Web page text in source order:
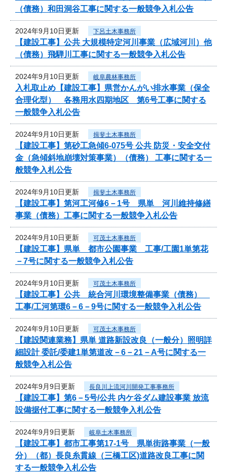
（債務）和田洞谷工事に関する一般競争入札公告
2024年9月10日更新 下呂土木事務所
【建設工事】公共 大規模特定河川事業（広域河川）他
（債務）飛騨川工事に関する一般競争入札公告
2024年9月10日更新 岐阜農林事務所
入札取止め【建設工事】県営かんがい排水事業（保全
合理化型） 各務用水四期地区 第6号工事に関する
一般競争入札公告
2024年9月10日更新 揖斐土木事務所
【建設工事】第砂工急傾6-075号 公共 防災・安全交付
金（急傾斜地崩壊対策事業）（債務） 工事に関する一
般競争入札公告
2024年9月10日更新 揖斐土木事務所
【建設工事】第河工河修6－1号 県単 河川維持修繕
事業（債務）工事に関する一般競争入札公告
2024年9月10日更新 可茂土木事務所
【建設工事】県単 都市公園事業 工事/工園1単第花
－7号に関する一般競争入札公告
2024年9月10日更新 可茂土木事務所
【建設工事】公共 統合河川環境整備事業（債務）
工事/工河第環6－6－9号に関する一般競争入札公告
2024年9月10日更新 可茂土木事務所
【建設関連業務】県単 道路新設改良（一般分）照明詳
細設計 委託/委建1単第道改－6－21－A号に関する一
般競争入札公告
2024年9月9日更新 長良川上流河川開発工事事務所
【建設工事】第6－5号/公共 内ケ谷ダム建設事業 放流
設備据付工事に関する一般競争入札公告
2024年9月9日更新 岐阜土木事務所
【建設工事】都市工事第17-1号 県単街路事業（一般
分）（都）長良糸貫線（三橋工区)道路改良工事に関
する一般競争入札公告